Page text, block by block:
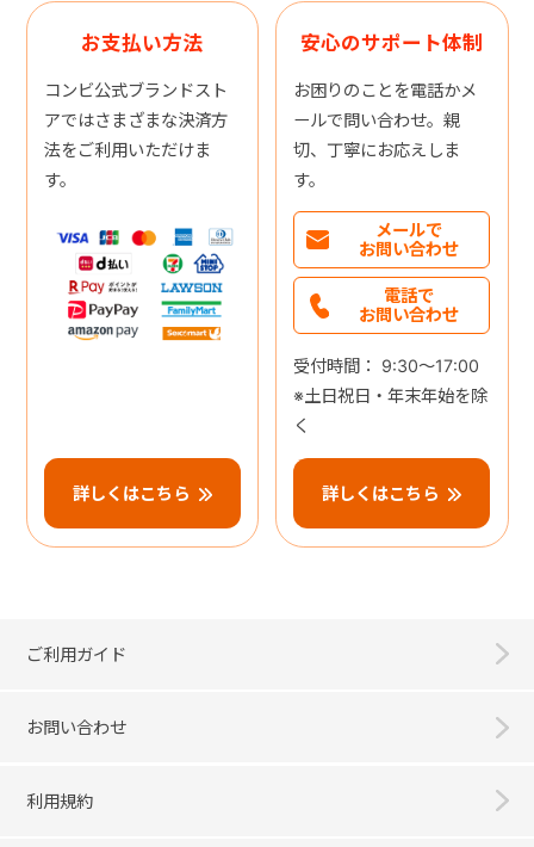
お支払い方法
コンビ公式ブランドスト
アではさまざまな決済方
法をご利用いただけま
す。
詳しくはこちら
安心のサポート体制
お困りのことを電話かメ
ールで問い合わせ。親
切、丁寧にお応えしま
す。
メールで
お問い合わせ
電話で
お問い合わせ
受付時間： 9:30～17:00
※土日祝日・年末年始を除
く
詳しくはこちら
ご利用ガイド
お問い合わせ
利用規約